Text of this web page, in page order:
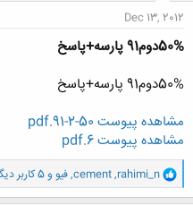
Dec 13, 2012
50%دوم91 پارسه+پاسخ
50%دوم91 پارسه+پاسخ
مشاهده پیوست 50-2-91.pdf
مشاهده پیوست 6.pdf
و
ا
ک
rahimi_n
,
cement
,فیو و 5 کاربر دیگر